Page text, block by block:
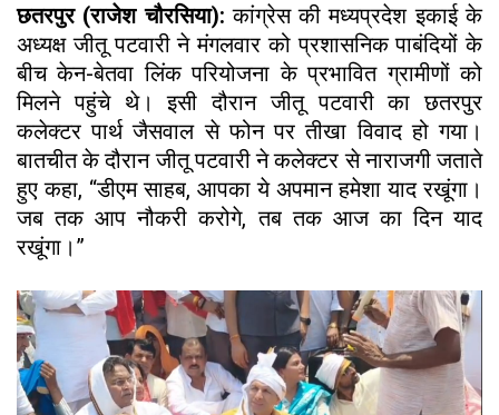
छतरपुर (राजेश चौरसिया): कांग्रेस की मध्यप्रदेश इकाई के
अध्यक्ष जीतू पटवारी ने मंगलवार को प्रशासनिक पाबंदियों के
बीच केन-बेतवा लिंक परियोजना के प्रभावित ग्रामीणों को
मिलने पहुंचे थे। इसी दौरान जीतू पटवारी का छतरपुर
कलेक्टर पार्थ जैसवाल से फोन पर तीखा विवाद हो गया।
बातचीत के दौरान जीतू पटवारी ने कलेक्टर से नाराजगी जताते
हुए कहा, “डीएम साहब, आपका ये अपमान हमेशा याद रखूंगा।
जब तक आप नौकरी करोगे, तब तक आज का दिन याद
रखूंगा।”